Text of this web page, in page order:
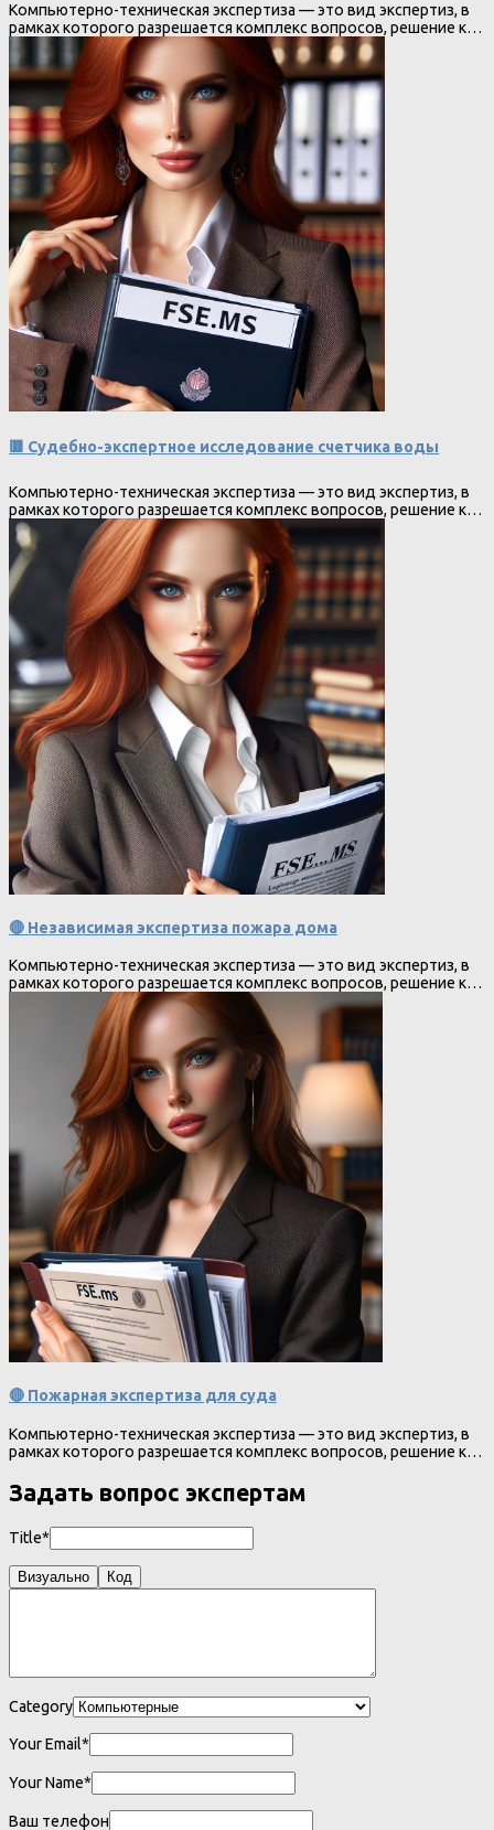
Компьютерно-техническая экспертиза — это вид экспертиз, в
рамках которого разрешается комплекс вопросов, решение к…
🟥 Судебно-экспертное исследование счетчика воды
Компьютерно-техническая экспертиза — это вид экспертиз, в
рамках которого разрешается комплекс вопросов, решение к…
🔴 Независимая экспертиза пожара дома
Компьютерно-техническая экспертиза — это вид экспертиз, в
рамках которого разрешается комплекс вопросов, решение к…
🔴 Пожарная экспертиза для суда
Компьютерно-техническая экспертиза — это вид экспертиз, в
рамках которого разрешается комплекс вопросов, решение к…
Задать вопрос экспертам
Title*
Визуально Код
Category
Your Email*
Your Name*
Ваш телефон